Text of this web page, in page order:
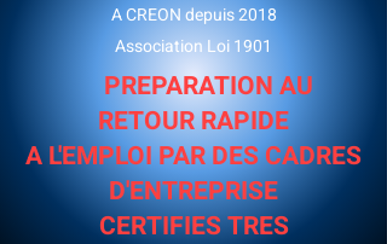
A CREON depuis 2018
Association Loi 1901
PREPARATION AU
RETOUR RAPIDE
A L'EMPLOIPAR DES CADRES
D'ENTREPRISE
CERTIFIES TRES